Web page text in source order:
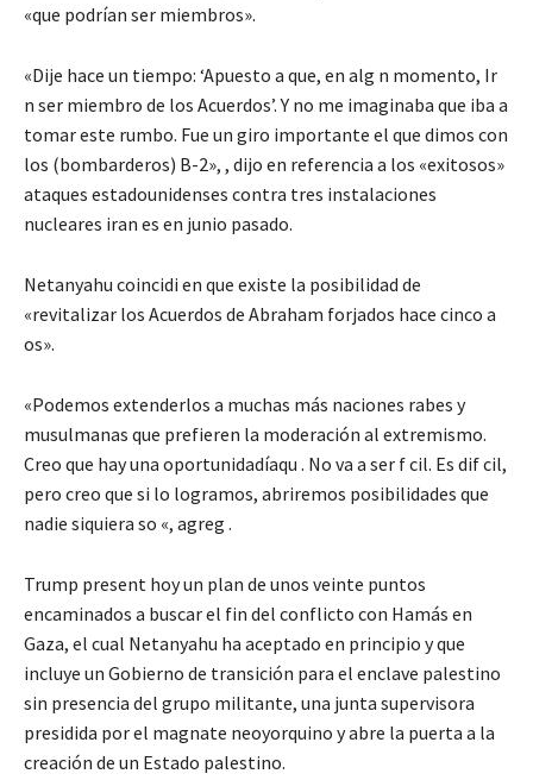
«que podrían ser miembros».
«Dije hace un tiempo: ‘Apuesto a que, en alg n momento, Ir
n ser miembro de los Acuerdos’. Y no me imaginaba que iba a
tomar este rumbo. Fue un giro importante el que dimos con
los (bombarderos) B-2», , dijo en referencia a los «exitosos»
ataques estadounidenses contra tres instalaciones
nucleares iran es en junio pasado.
Netanyahu coincidi en que existe la posibilidad de
«revitalizar los Acuerdos de Abraham forjados hace cinco a
os».
«Podemos extenderlos a muchas más naciones rabes y
musulmanas que prefieren la moderación al extremismo.
Creo que hay una oportunidadíaqu . No va a ser f cil. Es dif cil,
pero creo que si lo logramos, abriremos posibilidades que
nadie siquiera so «, agreg .
Trump present hoy un plan de unos veinte puntos
encaminados a buscar el fin del conflicto con Hamás en
Gaza, el cual Netanyahu ha aceptado en principio y que
incluye un Gobierno de transición para el enclave palestino
sin presencia del grupo militante, una junta supervisora
presidida por el magnate neoyorquino y abre la puerta a la
creación de un Estado palestino.